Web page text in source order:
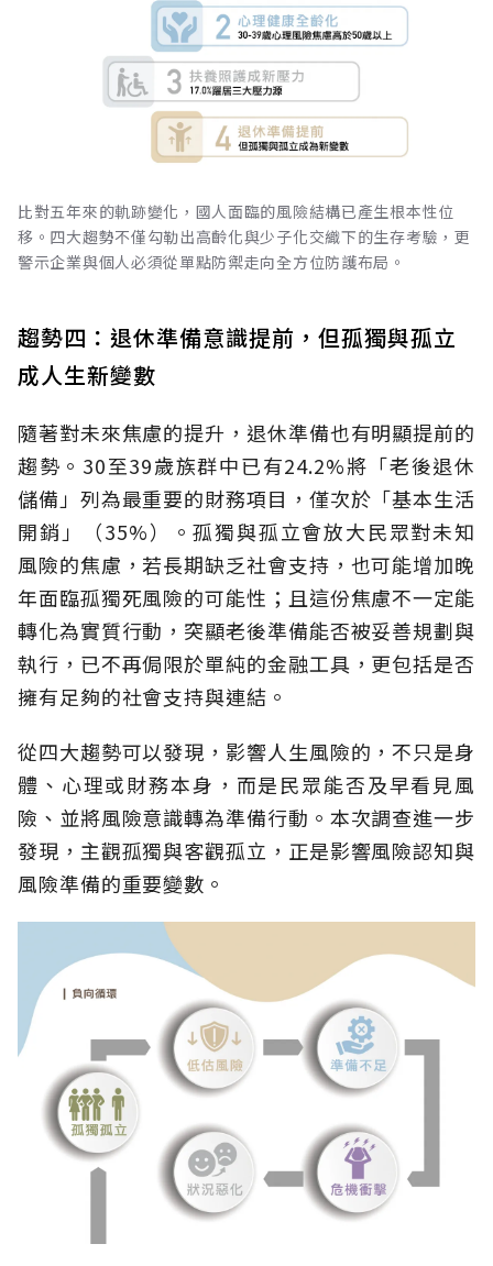
比對五年來的軌跡變化，國人面臨的風險結構已產生根本性位
移。四大趨勢不僅勾勒出高齡化與少子化交織下的生存考驗，更
警示企業與個人必須從單點防禦走向全方位防護布局。
趨勢四：退休準備意識提前，但孤獨與孤立
成人生新變數
隨著對未來焦慮的提升，退休準備也有明顯提前的
趨勢。30至39歲族群中已有24.2%將「老後退休
儲備」列為最重要的財務項目，僅次於「基本生活
開銷」（35%）。孤獨與孤立會放大民眾對未知
風險的焦慮，若長期缺乏社會支持，也可能增加晚
年面臨孤獨死風險的可能性；且這份焦慮不一定能
轉化為實質行動，突顯老後準備能否被妥善規劃與
執行，已不再侷限於單純的金融工具，更包括是否
擁有足夠的社會支持與連結。
從四大趨勢可以發現，影響人生風險的，不只是身
體、心理或財務本身，而是民眾能否及早看見風
險、並將風險意識轉為準備行動。本次調查進一步
發現，主觀孤獨與客觀孤立，正是影響風險認知與
風險準備的重要變數。